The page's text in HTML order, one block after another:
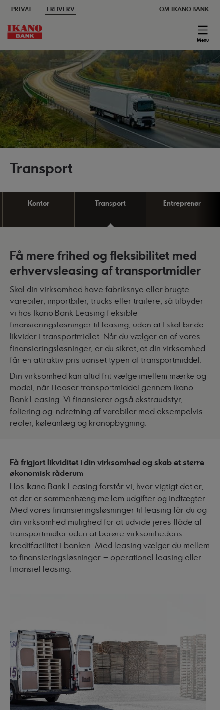
PRIVAT ERHVERV OM IKANO BANK
Menu
Transport
Kontor Transport Entreprenør
Få mere frihed og fleksibilitet med
erhvervsleasing af transportmidler
Skal din virksomhed have fabriksnye eller brugte
varebiler, importbiler, trucks eller trailere, så tilbyder
vi hos Ikano Bank Leasing fleksible
finansieringsløsninger til leasing, uden at I skal binde
likvider i transportmidlet. Når du vælger en af vores
finansieringsløsninger, er du sikret, at din virksomhed
får en attraktiv pris uanset typen af transportmiddel.
Din virksomhed kan altid frit vælge imellem mærke og
model, når I leaser transportmiddel gennem Ikano
Bank Leasing. Vi finansierer også ekstraudstyr,
foliering og indretning af varebiler med eksempelvis
reoler, køleanlæg og kranopbygning.
Få frigjort likviditet i din virksomhed og skab et større
økonomisk råderum
Hos Ikano Bank Leasing forstår vi, hvor vigtigt det er,
at der er sammenhæng mellem udgifter og indtægter.
Med vores finansieringsløsninger til leasing får du og
din virksomhed mulighed for at udvide jeres flåde af
transportmidler uden at berøre virksomhedens
kreditfacilitet i banken. Med leasing vælger du mellem
to finansieringsløsninger – operationel leasing eller
finansiel leasing.